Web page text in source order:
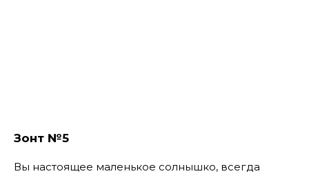
Зонт №5
Вы настоящее маленькое солнышко, всегда